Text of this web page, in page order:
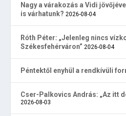
Nagy a várakozás a Vidi
is várhatunk? 2026-08-04
Róth Péter: „Jelenleg nincs
Székesfehérváron” 2026-08-04
Péntektől enyhül a rendkívüli
Cser-Palkovics András: „Az itt
2026-08-03